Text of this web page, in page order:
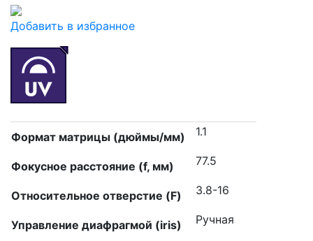
Добавить в избранное
Формат матрицы (дюймы/мм) 1.1
Фокусное расстояние (f, мм) 77.5
Относительное отверстие (F) 3.8-16
Управление диафрагмой (iris) Ручная